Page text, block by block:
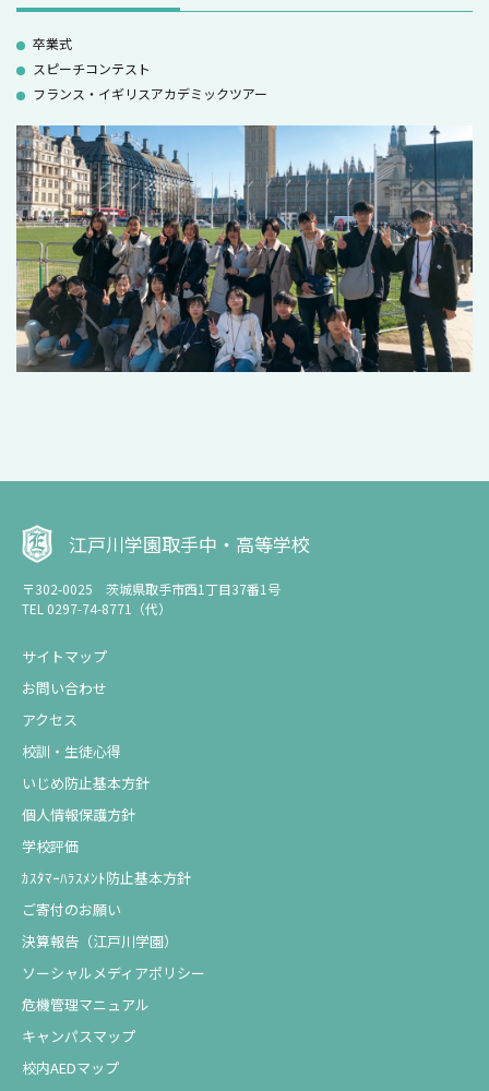
卒業式
スピーチコンテスト
フランス・イギリスアカデミックツアー
江戸川学園取手中・高等学校
〒302-0025 茨城県取手市西1丁目37番1号
TEL 0297-74-8771（代）
サイトマップ
お問い合わせ
アクセス
校訓・生徒心得
いじめ防止基本方針
個人情報保護方針
学校評価
ｶｽﾀﾏｰﾊﾗｽﾒﾝﾄ防止基本方針
ご寄付のお願い
決算報告（江戸川学園）
ソーシャルメディアポリシー
危機管理マニュアル
キャンパスマップ
校内AEDマップ